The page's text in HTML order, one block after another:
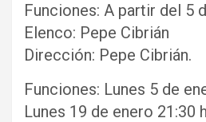
Funciones: A partir del 5
Elenco: Pepe Cibrián
Dirección: Pepe Cibrián.
Funciones: Lunes 5 de
Lunes 19 de enero 21:30